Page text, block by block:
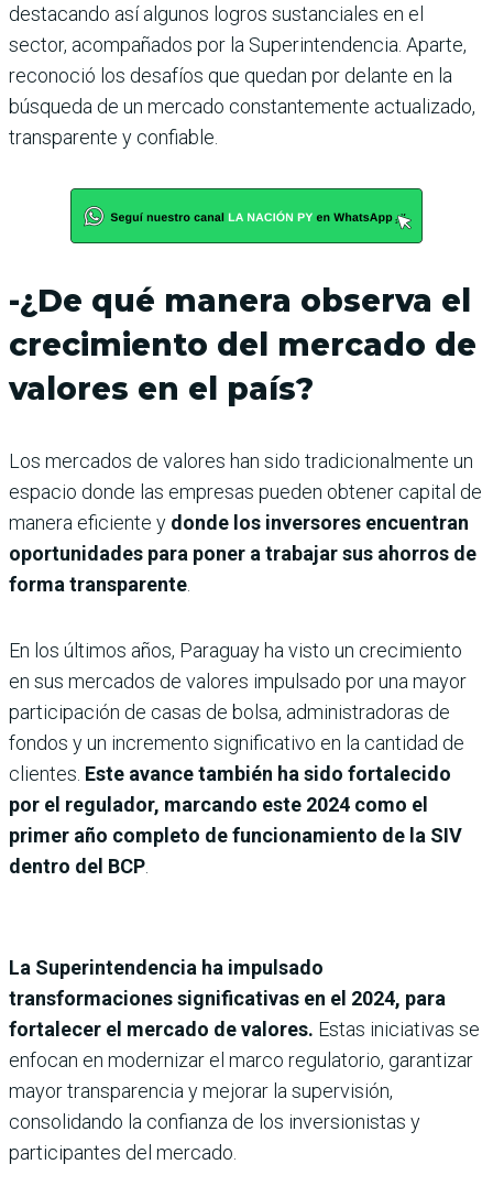
destacando así algunos logros sustanciales en el
sector, acompañados por la Superintendencia. Aparte,
reconoció los desafíos que quedan por delante en la
búsqueda de un mercado constantemente actualizado,
transparente y confiable.
-¿De qué manera observa el
crecimiento del mercado de
valores en el país?
Los mercados de valores han sido tradicionalmente un
espacio donde las empresas pueden obtener capital de
manera eficiente y donde los inversores encuentran
oportunidades para poner a trabajar sus ahorros de
forma transparente
En los últimos años, Paraguay ha visto un crecimiento
en sus mercados de valores impulsado por una mayor
participación de casas de bolsa, administradoras de
fondos y un incremento significativo en la cantidad de
clientes. Este avance también ha sido fortalecido
por el regulador, marcando este 2024 como el
primer año completo de funcionamiento de la SIV
dentro del BCP
La Superintendencia ha impulsado
transformaciones significativas en el 2024, para
fortalecer el mercado de valores. Estas iniciativas se
enfocan en modernizar el marco regulatorio, garantizar
mayor transparencia y mejorar la supervisión,
consolidando la confianza de los inversionistas y
participantes del mercado.